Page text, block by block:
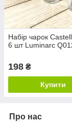
Набір чарок
6 шт Luminarc
198 ₴
Купити
Про нас